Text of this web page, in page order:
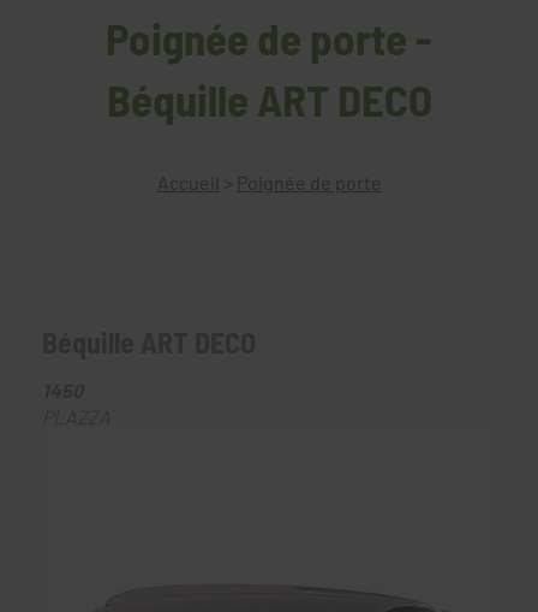
Poignée de porte -
Béquille ART DECO
Accueil > Poignée de porte